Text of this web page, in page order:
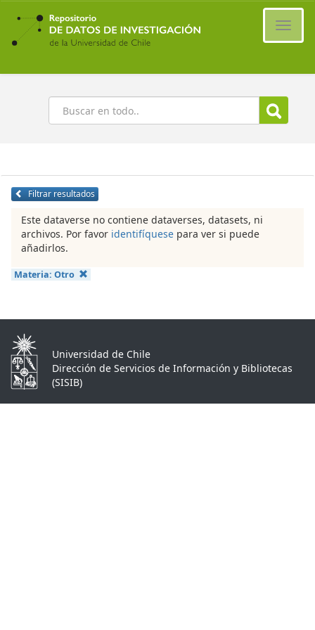
Ir
contenido
principal
Buscar
Filtrar resultados
Este dataverse no contiene dataverses, datasets, ni
archivos. Por favor identifíquese para ver si puede
añadirlos.
Materia: Otro
Universidad de Chile
Dirección de Servicios de Información y Bibliotecas
(SISIB)